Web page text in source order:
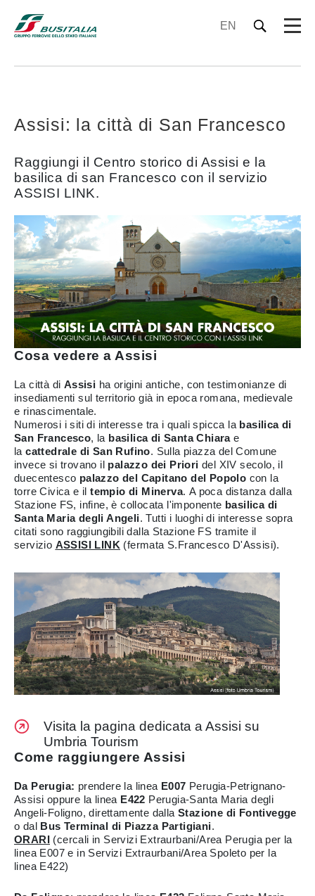
EN
Assisi: la città di San Francesco
Raggiungi il Centro storico di Assisi e la
basilica di san Francesco con il servizio
ASSISI LINK.
Cosa vedere a Assisi
La città di Assisi ha origini antiche, con testimonianze di
insediamenti sul territorio già in epoca romana, medievale
e rinascimentale.
Numerosi i siti di interesse tra i quali spicca la basilica di
San Francesco, la basilica di Santa Chiarae
lacattedrale di San Rufino. Sulla piazza del Comune
invece si trovano il palazzo dei Prioridel XIV secolo, il
duecentesco palazzo del Capitano del Popolo con la
torre Civica e iltempio di Minerva. A poca distanza dalla
Stazione FS, infine, è collocata l'imponente basilica di
Santa Maria degli Angeli. Tutti i luoghi di interesse sopra
citati sono raggiungibili dalla Stazione FS tramite il
servizio ASSISI LINK (fermata S.Francesco D'Assisi).
Visita la pagina dedicata a Assisi su
Umbria Tourism
Come raggiungere Assisi
Da Perugia: prendere la linea E007 Perugia-Petrignano-
Assisi oppure la linea E422 Perugia-Santa Maria degli
Angeli-Foligno, direttamente dalla Stazione di Fontivegge
o dal Bus Terminal di Piazza Partigiani.
ORARI (cercali in Servizi Extraurbani/Area Perugia per la
linea E007 e in Servizi Extraurbani/Area Spoleto per la
linea E422)